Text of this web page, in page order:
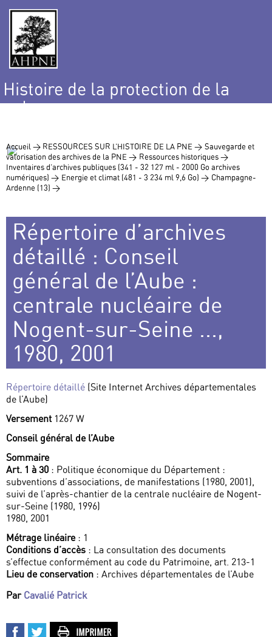
Histoire de la protection de la
nature
Accueil > RESSOURCES SUR L’HISTOIRE DE LA PNE > Sauvegarde et
valorisation des archives de la PNE > Ressources historiques >
Inventaires d’archives publiques (341 - 32 127 ml - 2000 Go archives
numériques) > Energie et climat (481 - 3 234 ml 9,6 Go) > Champagne-
Ardenne (13) >
Répertoire d’archives
détaillé : Conseil
général de l’Aube :
centrale nucléaire de
Nogent-sur-Seine ...,
1980, 2001
Répertoire détaillé (Site Internet Archives départementales
de l’Aube)
Versement 1267 W
Conseil général de l’Aube
Sommaire
Art. 1 à 30 : Politique économique du Département :
subventions d’associations, de manifestations (1980, 2001),
suivi de l’après-chantier de la centrale nucléaire de Nogent-
sur-Seine (1980, 1996)
1980, 2001
Métrage linéaire: 1
Conditions d’accès : La consultation des documents
s’effectue conformément au code du Patrimoine, art. 213-1
Lieu de conservation : Archives départementales de l’Aube
Par Cavalié Patrick